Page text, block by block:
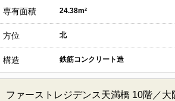
専有面積 24.38m²
方位 北
構造 鉄筋コンクリート造
ファーストレジデンス天満橋 10階／